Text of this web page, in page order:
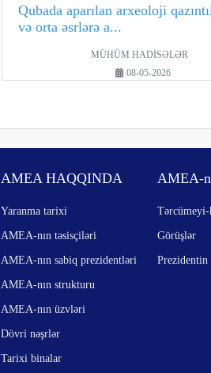
Qubada aparılan arxeoloji
və orta əsrlərə a...
MÜHÜM HADİSƏLƏR
08-05-2026
AMEA HAQQINDA
Yaranma tarixi
AMEA-nın təsisçiləri
AMEA-nın sabiq prezidentləri
AMEA-nın strukturu
AMEA-nın üzvləri
Dövri nəşrlər
Tarixi binalar
AMEA-
Tərcümeyi-
Görüşlər
Prezidentin